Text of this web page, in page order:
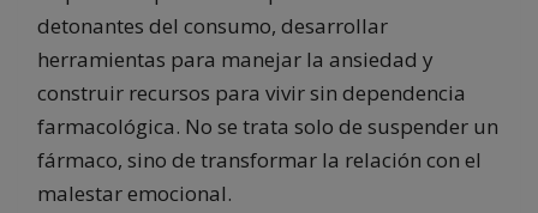
detonantes del consumo, desarrollar
herramientas para manejar la ansiedad y
construir recursos para vivir sin dependencia
farmacológica. No se trata solo de suspender un
fármaco, sino de transformar la relación con el
malestar emocional.